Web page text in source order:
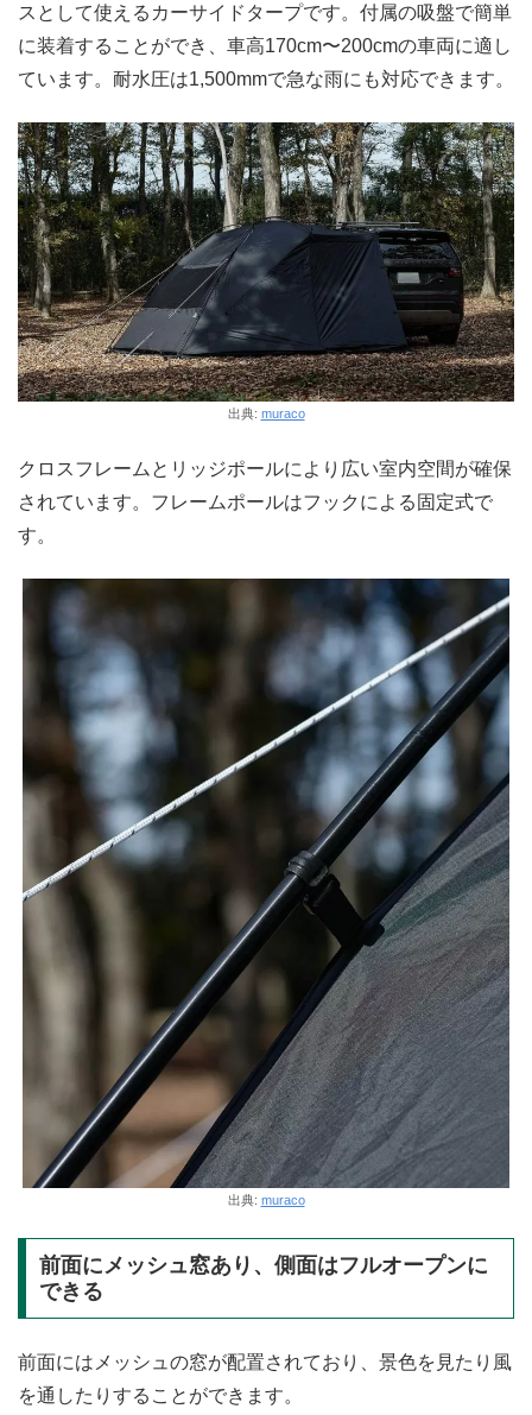
スとして使えるカーサイドタープです。付属の吸盤で簡単
に装着することができ、車高170cm〜200cmの車両に適し
ています。耐水圧は1,500mmで急な雨にも対応できます。
出典: muraco
クロスフレームとリッジポールにより広い室内空間が確保
されています。フレームポールはフックによる固定式で
す。
出典: muraco
前面にメッシュ窓あり、側面はフルオープンに
できる
前面にはメッシュの窓が配置されており、景色を見たり風
を通したりすることができます。